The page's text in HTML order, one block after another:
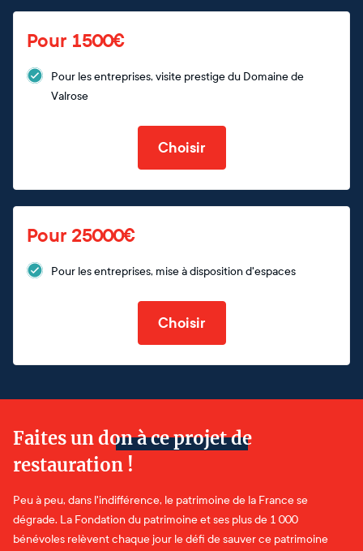
Pour 1500€
Pour les entreprises, visite prestige du Domaine de
Valrose
Choisir
Pour 25000€
Pour les entreprises, mise à disposition d'espaces
Choisir
Faites un don à ce projet de
restauration !
Peu à peu, dans l'indifférence, le patrimoine de la France se
dégrade. La Fondation du patrimoine et ses plus de 1 000
bénévoles relèvent chaque jour le défi de sauver ce patrimoine